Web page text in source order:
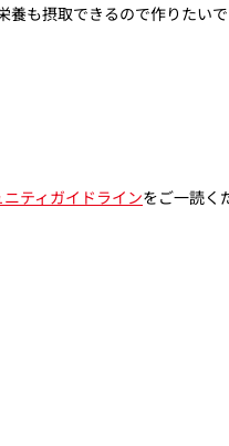
養も摂取できるので作りたい
ニティガイドラインをご一読く